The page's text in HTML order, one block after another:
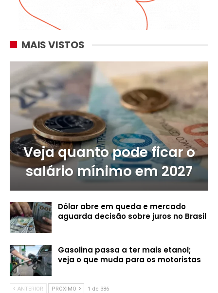
MAIS VISTOS
Veja quanto pode ficar o
salário mínimo em 2027
Dólar abre em queda e mercado
aguarda decisão sobre juros no Brasil
Gasolina passa a ter mais etanol;
veja o que muda para os motoristas
ANTERIOR PRÓXIMO 1 de 386